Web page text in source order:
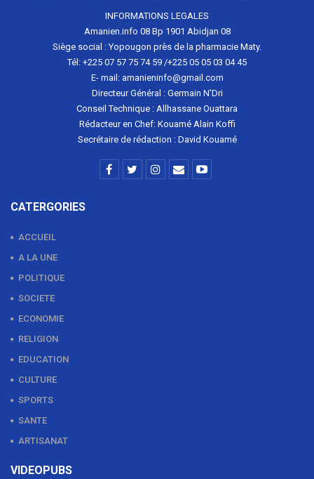
INFORMATIONS LEGALES
Amanien.info 08 Bp 1901 Abidjan 08
Siège social : Yopougon près de la pharmacie Maty.
Tél: +225 07 57 75 74 59 /+225 05 05 03 04 45
E- mail: amanieninfo@gmail.com
Directeur Général : Germain N'Dri
Conseil Technique : Allhassane Ouattara
Rédacteur en Chef: Kouamé Alain Koffi
Secrétaire de rédaction : David Kouamé
CATERGORIES
ACCUEIL
A LA UNE
POLITIQUE
SOCIETE
ECONOMIE
RELIGION
EDUCATION
CULTURE
SPORTS
SANTE
ARTISANAT
VIDEOPUBS